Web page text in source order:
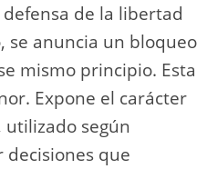
de la libertad
se anuncia un bloqueo
mismo principio. Esta
Expone el carácter
según
decisiones que